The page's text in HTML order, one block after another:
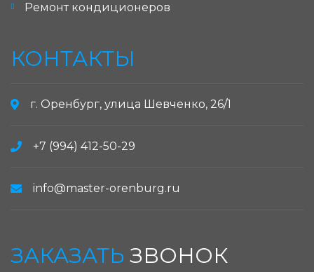
Ремонт кондиционеров
КОНТАКТЫ
г. Оренбург, улица Шевченко, 26/1
+7 (994) 412-50-29
info@master-orenburg.ru
ЗАКАЗАТЬ ЗВОНОК